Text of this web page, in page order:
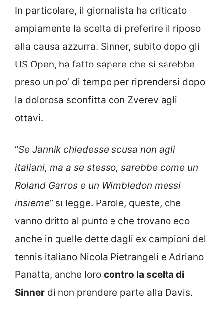
In particolare, il giornalista ha criticato
ampiamente la scelta di preferire il riposo
alla causa azzurra. Sinner, subito dopo gli
US Open, ha fatto sapere che si sarebbe
preso un po’ di tempo per riprendersi dopo
la dolorosa sconfitta con Zverev agli
ottavi.
“Se Jannik chiedesse scusa non agli
italiani, ma a se stesso, sarebbe come un
Roland Garros e un Wimbledon messi
insieme” si legge. Parole, queste, che
vanno dritto al punto e che trovano eco
anche in quelle dette dagli ex campioni del
tennis italiano Nicola Pietrangeli e Adriano
Panatta, anche loro contro la scelta di
Sinner di non prendere parte alla Davis.